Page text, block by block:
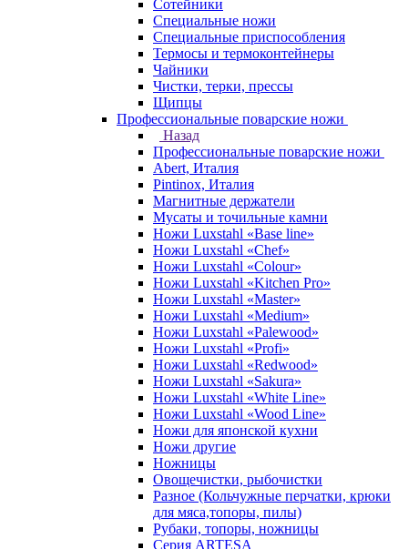
Сотейники
Специальные ножи
Специальные приспособления
Термосы и термоконтейнеры
Чайники
Чистки, терки, прессы
Щипцы
Профессиональные поварские ножи
Назад
Профессиональные поварские ножи
Abert, Италия
Pintinox, Италия
Магнитные держатели
Мусаты и точильные камни
Ножи Luxstahl «Base line»
Ножи Luxstahl «Chef»
Ножи Luxstahl «Colour»
Ножи Luxstahl «Kitchen Pro»
Ножи Luxstahl «Master»
Ножи Luxstahl «Medium»
Ножи Luxstahl «Palewood»
Ножи Luxstahl «Profi»
Ножи Luxstahl «Redwood»
Ножи Luxstahl «Sakura»
Ножи Luxstahl «White Line»
Ножи Luxstahl «Wood Line»
Ножи для японской кухни
Ножи другие
Ножницы
Овощечистки, рыбочистки
Разное (Кольчужные перчатки, крюки
для мяса,топоры, пилы)
Рубаки, топоры, ножницы
Серия ARTESA